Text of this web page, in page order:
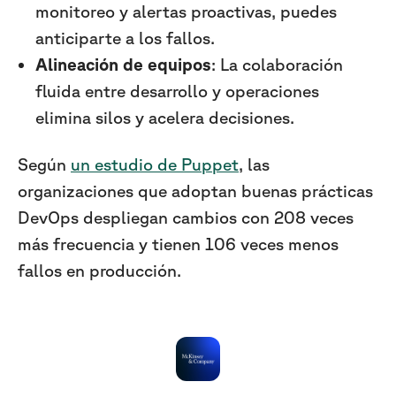
monitoreo y alertas proactivas, puedes
anticiparte a los fallos.
Alineación de equipos: La colaboración
fluida entre desarrollo y operaciones
elimina silos y acelera decisiones.
Según un estudio de Puppet, las
organizaciones que adoptan buenas prácticas
DevOps despliegan cambios con 208 veces
más frecuencia y tienen 106 veces menos
fallos en producción.